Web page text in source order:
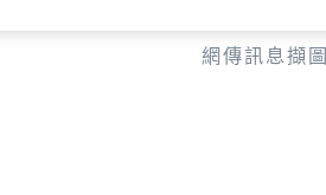
網傳訊息擷圖